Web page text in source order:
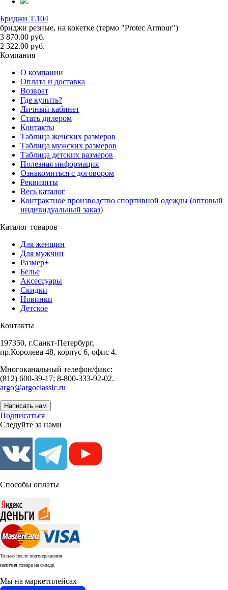
Бриджи T.104
бриджи резные, на кокетке (термо "Protec Armour")
3 870.00 руб.
2 322.00 руб.
Компания
О компании
Оплата и доставка
Возврат
Где купить?
Личный кабинет
Стать дилером
Контакты
Таблица женских размеров
Таблица мужских размеров
Таблица детских размеров
Полезная информация
Ознакомиться с договором
Реквизиты
Весь каталог
Контрактное производство спортивной одежды (оптовый
индивидуальный заказ)
Каталог товаров
Для женщин
Для мужчин
Размер+
Белье
Аксессуары
Скидки
Новинки
Детское
Контакты
197350, г.Санкт-Петербург,
пр.Королева 48, корпус 6, офис 4.
Многоканальный телефон/факс:
(812) 600-39-17; 8-800-333-92-02.
argo@argoclassic.ru
Написать нам
Подписаться
Следуйте за нами
Способы оплаты
Только после подтверждения
наличия товара на складе.
Мы на маркетплейсах